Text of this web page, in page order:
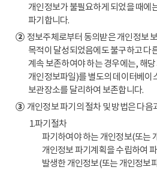
개인정보가 불필요하게 되었을 때에
파기합니다.
②정보주체로부터 동의받은 개인정보
목적이 달성되었음에도 불구하고 다
계속 보존하여야 하는 경우에는, 해
개인정보파일)를 별도의 데이터베이
보관장소를 달리하여 보존합니다.
③개인정보 파기의 절차 및 방법은 다음
1.파기절차
파기하여야 하는 개인정보(또는
개인정보 파기계획을 수립하여
발생한 개인정보(또는 개인정보